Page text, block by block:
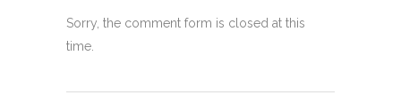
Sorry, the comment form is closed at this
time.